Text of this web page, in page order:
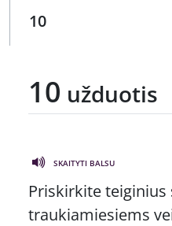
10 užduotis
SKAITYTI BALSU
Priskirkite
traukiamiesiems